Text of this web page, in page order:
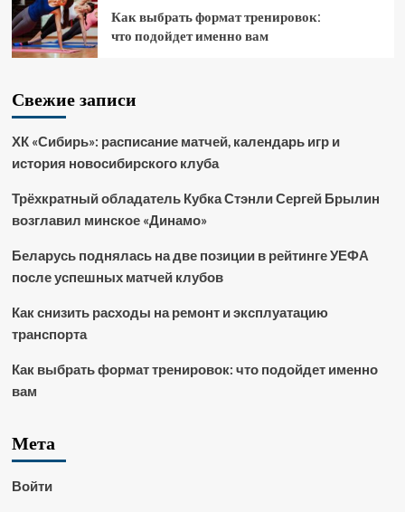
Как выбрать формат тренировок:
что подойдет именно вам
Свежие записи
ХК «Сибирь»: расписание матчей, календарь игр и
история новосибирского клуба
Трёхкратный обладатель Кубка Стэнли Сергей Брылин
возглавил минское «Динамо»
Беларусь поднялась на две позиции в рейтинге УЕФА
после успешных матчей клубов
Как снизить расходы на ремонт и эксплуатацию
транспорта
Как выбрать формат тренировок: что подойдет именно
вам
Мета
Войти